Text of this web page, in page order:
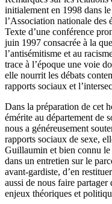
initialement en 1998 dans
l’Association nationale des
Texte d’une conférence
juin 1997 consacrée à la
l’antisémitisme et au
trace à l’époque une voie
elle nourrit les débats
rapports sociaux et
Dans la préparation de cet
émérite au département de
nous a généreusement
rapports sociaux de sexe,
Guillaumin et bien connu le
dans un entretien sur le
avant-gardiste, d’en
aussi de nous faire partager
enjeux théoriques et